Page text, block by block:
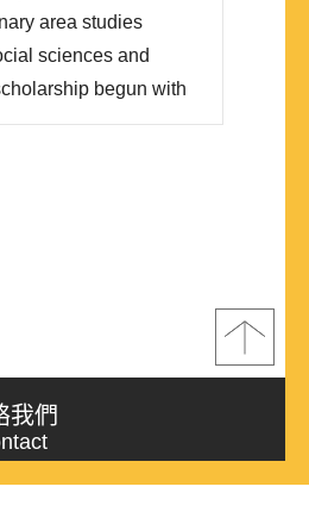
area studies
sciences and
begun with
University of
我們